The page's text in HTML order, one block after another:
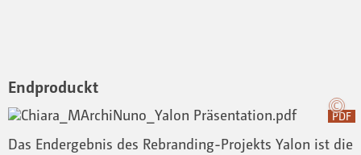
Endproduckt
PDF
Das Endergebnis des Rebranding-Projekts Yalon ist die